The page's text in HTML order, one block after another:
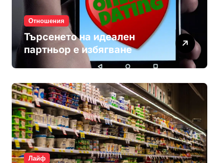
Отношения
Търсенето на идеален
партньор е избягване
Лайф